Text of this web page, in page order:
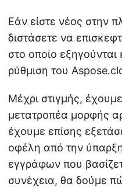
Εάν είστε νέος στην
διστάσετε να
στο οποίο
ρύθμιση του
Μέχρι στιγμής,
μετατροπέα μορφής
έχουμε επίσης
οφέλη από την
εγγράφων που
συνέχεια, θα δούμε